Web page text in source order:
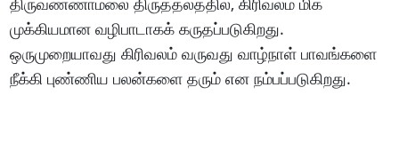
முக்கியமான வழிபாடாகக் கருதப்படுகிறது.
ஒருமுறையாவது கிரிவலம் வருவது வாழ்நாள் பாவங்களை
நீக்கி புண்ணிய பலன்களை தரும் என நம்பப்படுகிறது.